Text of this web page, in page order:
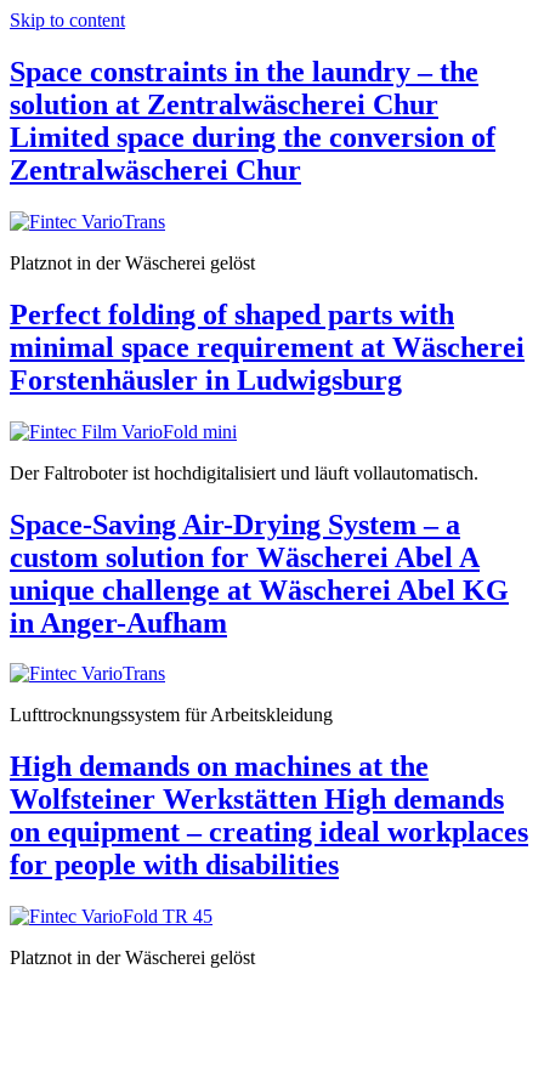
Skip to content
Space constraints in the laundry – the
solution at Zentralwäscherei Chur
Limited space during the conversion of
Zentralwäscherei Chur
Platznot in der Wäscherei gelöst
Perfect folding of shaped parts with
minimal space requirement at Wäscherei
Forstenhäusler in Ludwigsburg
Der Faltroboter ist hochdigitalisiert und läuft vollautomatisch.
Space-Saving Air-Drying System – a
custom solution for Wäscherei Abel A
unique challenge at Wäscherei Abel KG
in Anger-Aufham
Lufttrocknungssystem für Arbeitskleidung
High demands on machines at the
Wolfsteiner Werkstätten High demands
on equipment – creating ideal workplaces
for people with disabilities
Platznot in der Wäscherei gelöst